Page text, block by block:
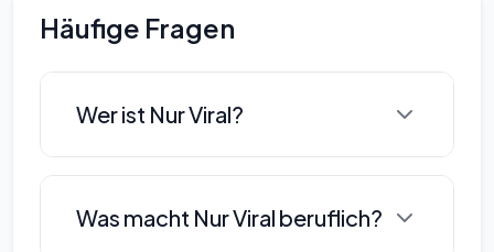
Häufige Fragen
Wer ist Nur Viral?
Istanbul geboren. Ihre schulische
Was macht Nur Viral beruflich?